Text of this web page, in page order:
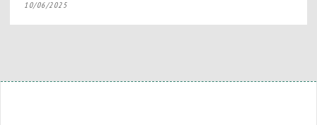
10/06/2025